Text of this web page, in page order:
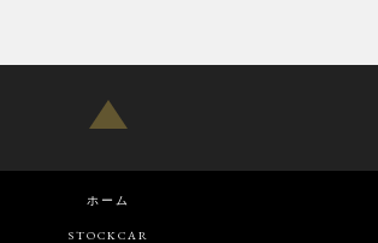
ホーム
STOCKCAR